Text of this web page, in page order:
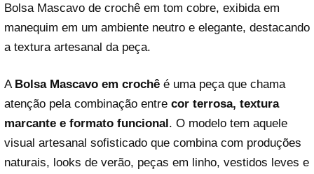
Bolsa Mascavo de crochê em tom cobre, exibida em
manequim em um ambiente neutro e elegante, destacando
a textura artesanal da peça.
A Bolsa Mascavo em crochê é uma peça que chama
atenção pela combinação entre cor terrosa, textura
marcante e formato funcional. O modelo tem aquele
visual artesanal sofisticado que combina com produções
naturais, looks de verão, peças em linho, vestidos leves e